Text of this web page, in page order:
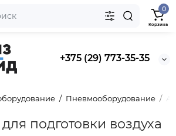
+375 (29) 773-35-35
0
Корзина
Пневмооборудование
подготовки воздуха